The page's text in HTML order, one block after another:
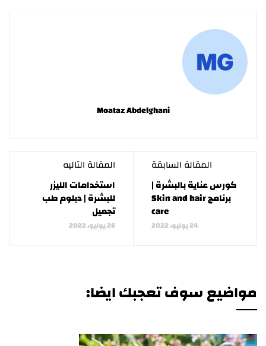
Moataz Abdelghani
المقالة السابقة
كورس عناية بالبشرة |
برنامج Skin and hair
care
24 يوليو، 2022
المقالة التاليه
استخدامات الليزر
للبشرة | دبلوم طب
تجميل
26 يوليو، 2022
مواضيع سوف تعجبك ايضا: